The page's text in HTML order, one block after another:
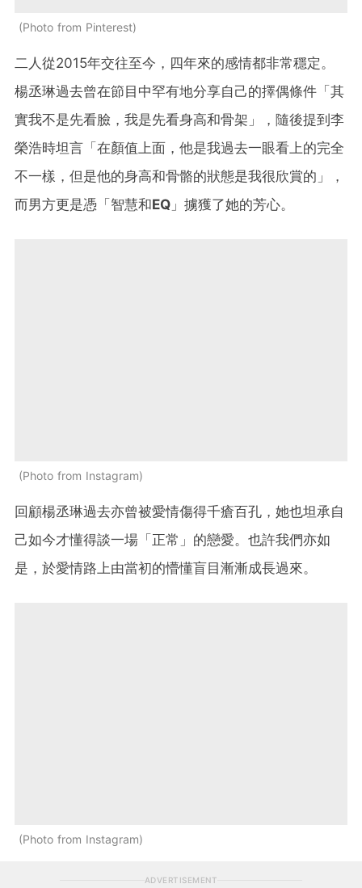
Photo from Pinterest
二人從2015年交往至今，四年來的感情都非常穩定。
楊丞琳過去曾在節目中罕有地分享自己的擇偶條件「其
實我不是先看臉，我是先看身高和骨架」，隨後提到李
榮浩時坦言「在顏值上面，他是我過去一眼看上的完全
不一樣，但是他的身高和骨骼的狀態是我很欣賞的」，
而男方更是憑「智慧和EQ 」擄獲了她的芳心。
Photo from Instagram
回顧楊丞琳過去亦曾被愛情傷得千瘡百孔，她也坦承自
己如今才懂得談一場「正常」的戀愛。也許我們亦如
是，於愛情路上由當初的懵懂盲目漸漸成長過來。
Photo from Instagram
ADVERTISEMENT